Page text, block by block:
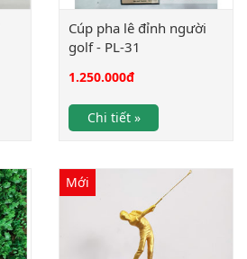
Cúp pha lê đỉnh người
golf - PL-31
1.250.000đ
Chi tiết »
Mới